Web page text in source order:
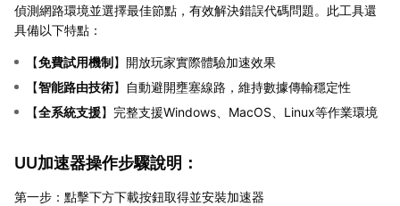
偵測網路環境並選擇最佳節點，有效解決錯誤代碼問題。此工具還
具備以下特點：
【免費試用機制】開放玩家實際體驗加速效果
【智能路由技術】自動避開壅塞線路，維持數據傳輸穩定性
【全系統支援】完整支援Windows、MacOS、Linux等作業環境
UU加速器操作步驟說明：
第一步：點擊下方下載按鈕取得並安裝加速器